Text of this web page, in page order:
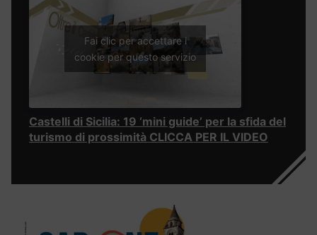
Fai clic per accettare i
cookie per questo servizio
Castelli di Sicilia: 19 ‘mini guide’ per la sfida del
turismo di prossimità CLICCA PER IL VIDEO